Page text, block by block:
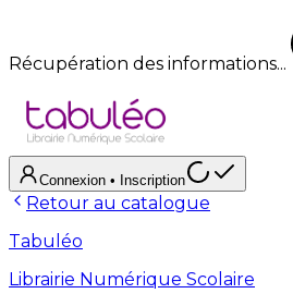
Récupération des informations...
Connexion • Inscription
Retour au catalogue
Tabuléo
Librairie Numérique Scolaire